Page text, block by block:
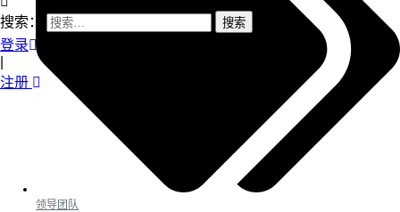
搜索：
登录
注册
领导团队